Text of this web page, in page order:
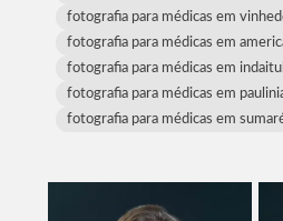
fotografia para médicas em
fotografia para médicas em
fotografia para médicas em
fotografia para médicas em
fotografia para médicas em